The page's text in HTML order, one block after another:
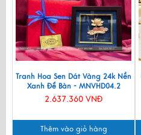
Tranh Hoa Sen Dát Vàng 24k Nền
Xanh Để Bàn - MNVHD04.2
2.637.360 VNĐ
Thêm vào giỏ hàng